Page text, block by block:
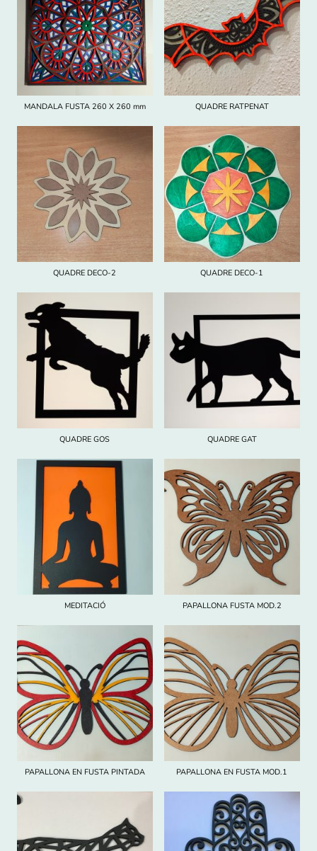
MANDALA FUSTA 260 X 260 mm QUADRE RATPENAT
QUADRE DECO-2 QUADRE DECO-1
QUADRE GOS QUADRE GAT
MEDITACIÓ PAPALLONA FUSTA MOD.2
PAPALLONA EN FUSTA PINTADA PAPALLONA EN FUSTA MOD.1